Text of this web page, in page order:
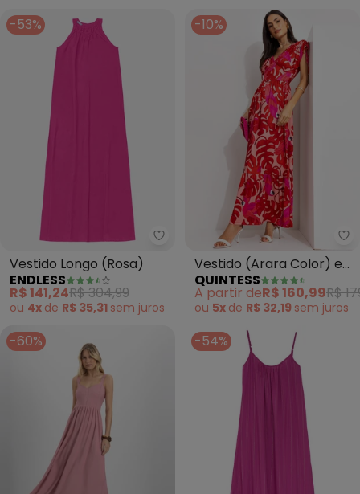
-53%
Endless - Vestido Longo (Rosa)
Vestido Longo (Rosa)
ENDLESS
R$ 141,24R$ 304,99
ou 4x de R$ 35,31 sem juros
-10%
Vestido (Arara Color) em
Malha Fria
QUINTESS
A partir deR$ 160,99R$
ou 5x de R$ 32,19 sem juros
-60% -54%